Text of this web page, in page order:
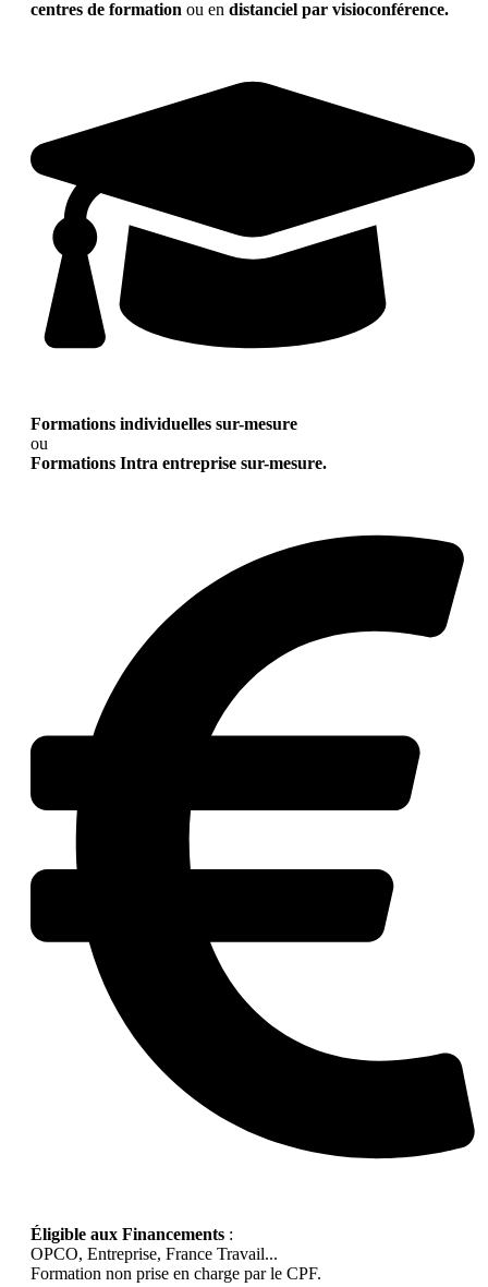
centres de formation ou en distanciel par visioconférence.
Formations individuelles sur-mesure
ou
Formations Intra entreprise sur-mesure.
Éligible aux Financements :
OPCO, Entreprise, France Travail...
Formation non prise en charge par le CPF.